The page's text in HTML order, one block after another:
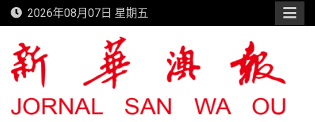
Skip
to
content
2026年08月07日 星期五